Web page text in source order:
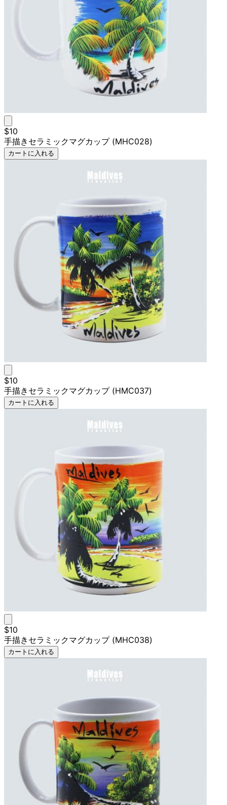
$10
手描きセラミックマグカップ (MHC028)
カートに入れる
$10
手描きセラミックマグカップ (HMC037)
カートに入れる
$10
手描きセラミックマグカップ (MHC038)
カートに入れる